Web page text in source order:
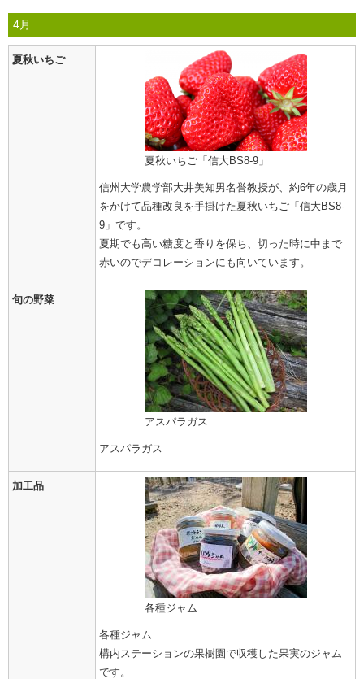
4月
夏秋いちご
夏秋いちご「信大BS8-9」
信州大学農学部大井美知男名誉教授が、約6年の歳月
をかけて品種改良を手掛けた夏秋いちご 「信大BS8-
9」 です。
夏期でも高い糖度と香りを保ち、切った時に中まで
赤いのでデコレーションにも向いています。
旬の野菜
アスパラガス
アスパラガス
加工品
各種ジャム
各種ジャム
構内ステーションの果樹園で収穫した果実のジャム
です。